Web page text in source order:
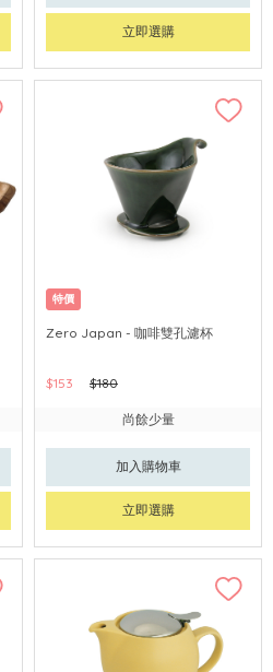
立即選購
特價
Zero Japan - 咖啡雙孔濾杯
$153 $180
尚餘少量
加入購物車
立即選購